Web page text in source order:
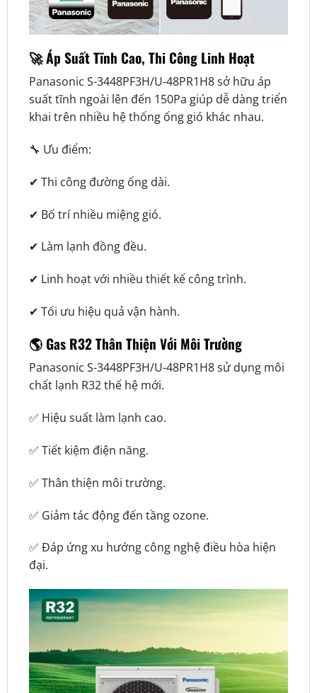
🚀 Áp Suất Tĩnh Cao, Thi Công Linh Hoạt
Panasonic S-3448PF3H/U-48PR1H8 sở hữu áp
suất tĩnh ngoài lên đến 150Pa giúp dễ dàng triển
khai trên nhiều hệ thống ống gió khác nhau.
🔧 Ưu điểm:
✔ Thi công đường ống dài.
✔ Bố trí nhiều miệng gió.
✔ Làm lạnh đồng đều.
✔ Linh hoạt với nhiều thiết kế công trình.
✔ Tối ưu hiệu quả vận hành.
🌎 Gas R32 Thân Thiện Với Môi Trường
Panasonic S-3448PF3H/U-48PR1H8 sử dụng môi
chất lạnh R32 thế hệ mới.
✅ Hiệu suất làm lạnh cao.
✅ Tiết kiệm điện năng.
✅ Thân thiện môi trường.
✅ Giảm tác động đến tầng ozone.
✅ Đáp ứng xu hướng công nghệ điều hòa hiện
đại.